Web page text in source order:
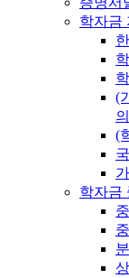
학자금
(
(
학자금